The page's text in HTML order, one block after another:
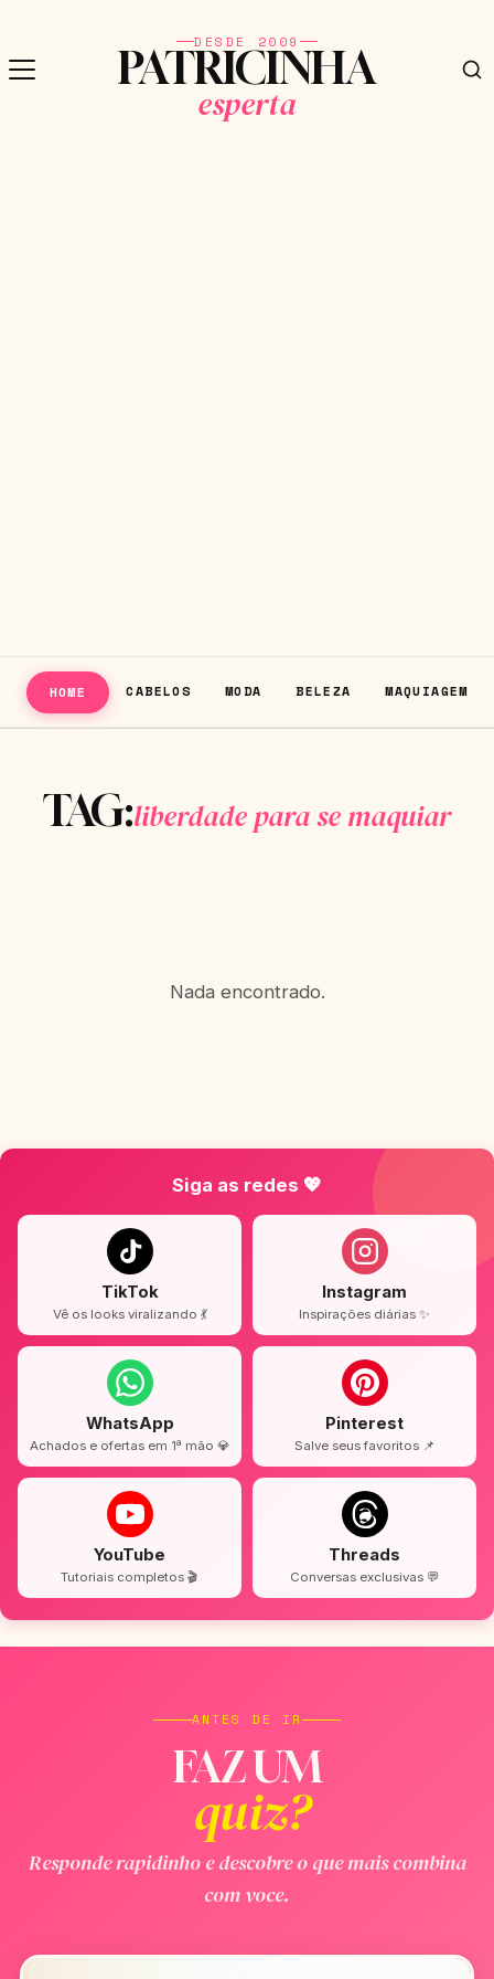
DESDE 2009
PATRICINHA
esperta
HOME CABELOS MODA BELEZA MAQUIAGEM
TAG:liberdade para se maquiar
Nada encontrado.
Siga as redes 💖
TikTok
Vê os looks viralizando 💃
Instagram
Inspirações diárias ✨
WhatsApp
Achados e ofertas em 1ª mão 💎
Pinterest
Salve seus favoritos 📌
YouTube
Tutoriais completos 🎬
Threads
Conversas exclusivas 💬
ANTES DE IR
FAZ UM
quiz?
Responde rapidinho e descobre o que mais combina
com voce.